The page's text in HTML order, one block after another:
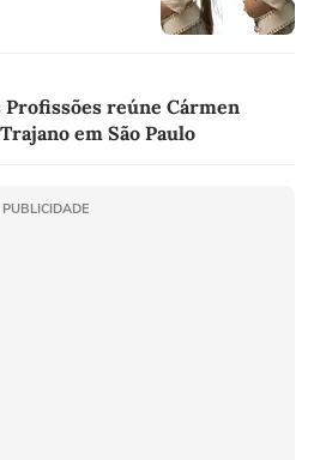
reúne Cármen
em São Paulo
PUBLICIDADE